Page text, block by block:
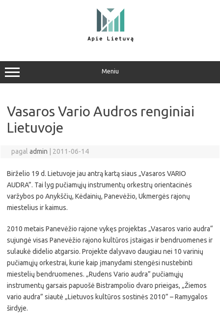
Meniu
Vasaros Vario Audros renginiai
Lietuvoje
pagal admin 2011-06-14
Birželio 19 d. Lietuvoje jau antrą kartą siaus „Vasaros VARIO
AUDRA”. Tai lyg pučiamųjų instrumentų orkestrų orientacinės
varžybos po Anykščių, Kėdainių, Panevėžio, Ukmergės rajonų
miestelius ir kaimus.
2010 metais Panevėžio rajone vykęs projektas „Vasaros vario audra“
sujungė visas Panevėžio rajono kultūros įstaigas ir bendruomenes ir
sulaukė didelio atgarsio. Projekte dalyvavo daugiau nei 10 varinių
pučiamųjų orkestrai, kurie kaip įmanydami stengėsi nustebinti
miestelių bendruomenes. „Rudens Vario audra” pučiamųjų
instrumentų garsais papuošė Bistrampolio dvaro prieigas, „Žiemos
vario audra” siautė „Lietuvos kultūros sostinės 2010” – Ramygalos
širdyje.